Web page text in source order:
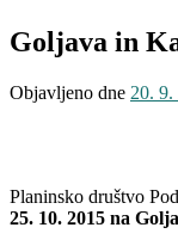
Goljava in
Objavljeno dne 20. 9.
Planinsko društvo
25. 10. 2015 na